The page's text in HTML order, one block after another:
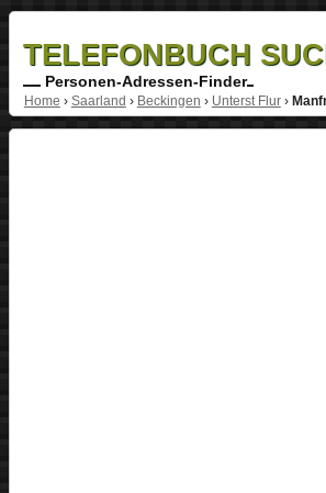
TELEFONBUCH
Personen-Adressen-Finder
Home › Saarland › Beckingen › Unterst Flur›